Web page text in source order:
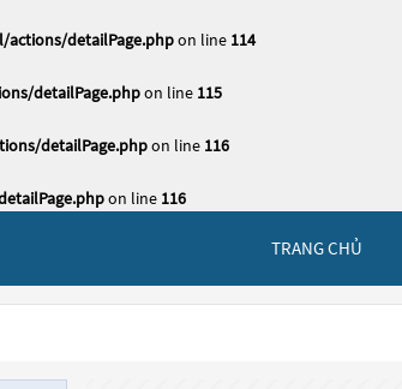
detailPage.phpon line 114
detailPage.phpon line 115
detailPage.phpon line 116
on line 116
TRANG CHỦ